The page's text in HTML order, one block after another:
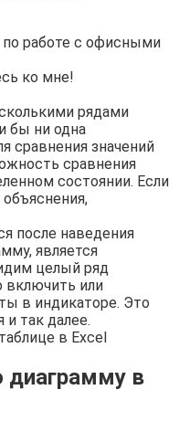
по работе с офисными
ко мне!
рядами
бы ни одна
сравнения значений
сравнения
состоянии. Если
после наведения
является
целый ряд
или
в индикаторе. Это
так далее.
диаграмму в